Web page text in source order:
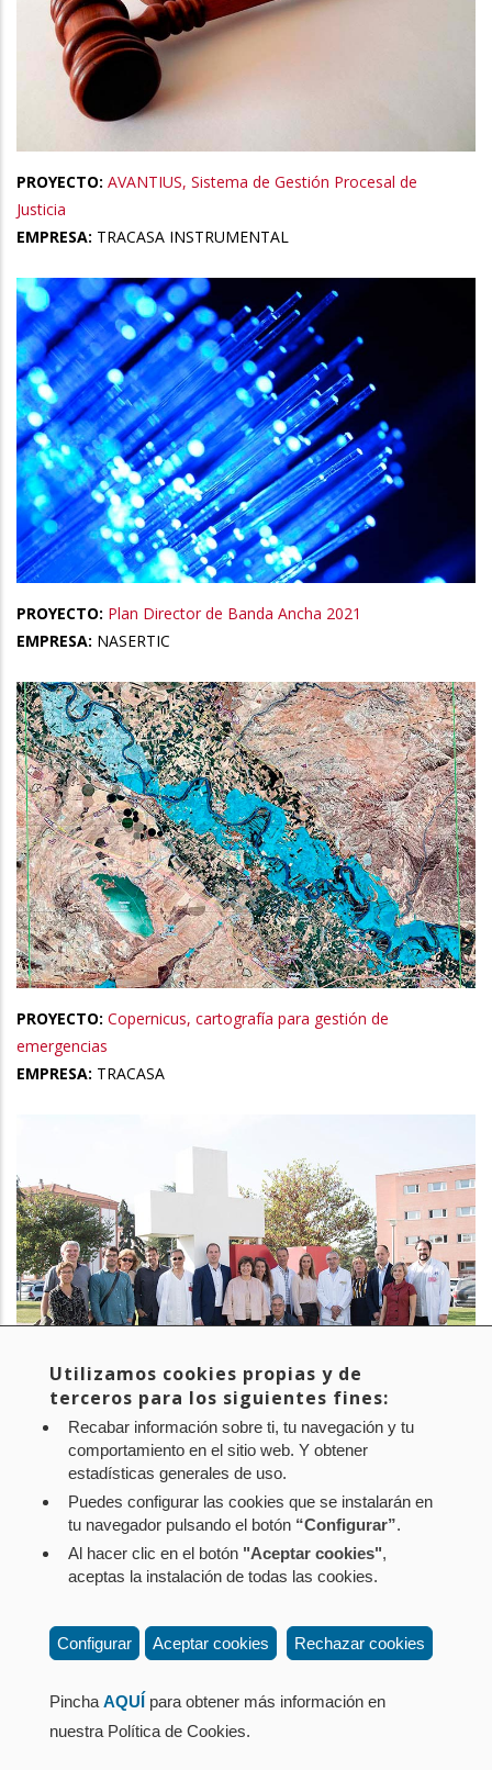
PROYECTO: AVANTIUS, Sistema de Gestión Procesal de
Justicia
EMPRESA: TRACASA INSTRUMENTAL
PROYECTO: Plan Director de Banda Ancha 2021
EMPRESA: NASERTIC
PROYECTO: Copernicus, cartografía para gestión de
emergencias
EMPRESA: TRACASA
PROYECTO:NAGEN 1000
EMPRESA:NASERTIC
Política de privacidad
Política de cookies
Contacto: Paseo de Sarasate nº 38, 2º Dcha - 31001
Pamplona (Navarra) Tel.: 848 42 08 72
corporacion@cpen.es
Utilizamos cookies propias y de
terceros para los siguientes fines:
Recabar información sobre ti, tu navegación y tu
comportamiento en el sitio web. Y obtener
estadísticas generales de uso.
Puedes configurar las cookies que se instalarán en
tu navegador pulsando el botón “Configurar”.
Al hacer clic en el botón "Aceptar cookies",
aceptas la instalación de todas las cookies.
Configurar Aceptar cookies Rechazar cookies
Pincha AQUÍ para obtener más información en
nuestra Política de Cookies.